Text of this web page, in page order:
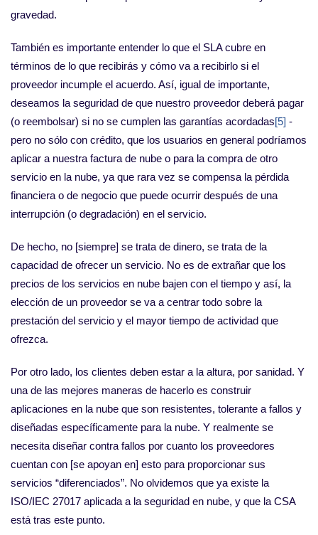
gravedad.
También es importante entender lo que el SLA cubre en
términos de lo que recibirás y cómo va a recibirlo si el
proveedor incumple el acuerdo. Así, igual de importante,
deseamos la seguridad de que nuestro proveedor deberá pagar
(o reembolsar) si no se cumplen las garantías acordadas[5] -
pero no sólo con crédito, que los usuarios en general podríamos
aplicar a nuestra factura de nube o para la compra de otro
servicio en la nube, ya que rara vez se compensa la pérdida
financiera o de negocio que puede ocurrir después de una
interrupción (o degradación) en el servicio.
De hecho, no [siempre] se trata de dinero, se trata de la
capacidad de ofrecer un servicio. No es de extrañar que los
precios de los servicios en nube bajen con el tiempo y así, la
elección de un proveedor se va a centrar todo sobre la
prestación del servicio y el mayor tiempo de actividad que
ofrezca.
Por otro lado, los clientes deben estar a la altura, por sanidad. Y
una de las mejores maneras de hacerlo es construir
aplicaciones en la nube que son resistentes, tolerante a fallos y
diseñadas específicamente para la nube. Y realmente se
necesita diseñar contra fallos por cuanto los proveedores
cuentan con [se apoyan en] esto para proporcionar sus
servicios “diferenciados”. No olvidemos que ya existe la
ISO/IEC 27017 aplicada a la seguridad en nube, y que la CSA
está tras este punto.